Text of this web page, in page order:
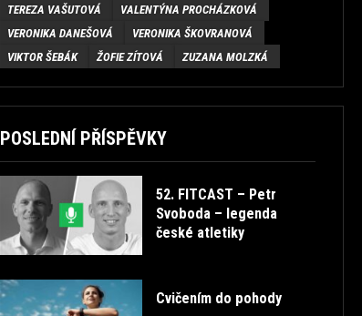
TEREZA VAŠUTOVÁ
VALENTÝNA PROCHÁZKOVÁ
VERONIKA DANEŠOVÁ
VERONIKA ŠKOVRANOVÁ
VIKTOR ŠEBÁK
ŽOFIE ZÍTOVÁ ZUZANA MOLZKÁ
POSLEDNÍ PŘÍSPĚVKY
52. FITCAST – Petr
Svoboda – legenda
české atletiky
Cvičením do pohody